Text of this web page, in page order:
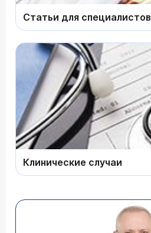
Статьи для специалистов
Клинические случаи